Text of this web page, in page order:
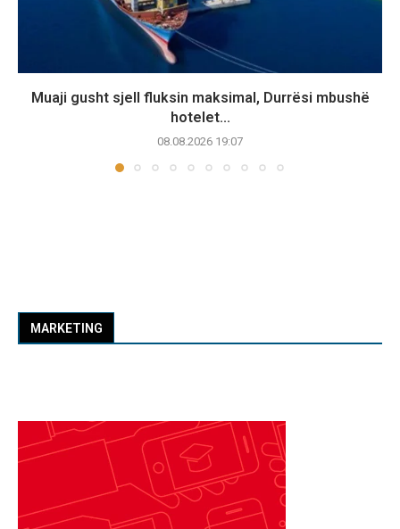
Muaji gusht sjell fluksin maksimal, Durrësi mbushë
hotelet...
08.08.2026 19:07
MARKETING